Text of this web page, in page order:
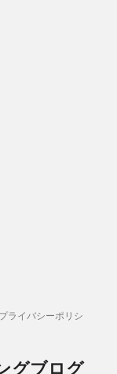
プライバシーポリシ
グブログ